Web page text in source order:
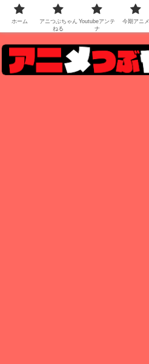
ホーム
アニつぶちゃん
ねる
Youtubeアンテ
ナ
今期アニメ